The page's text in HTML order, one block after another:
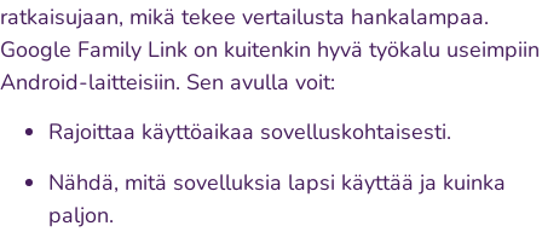
ratkaisujaan, mikä tekee vertailusta hankalampaa.
Google Family Link on kuitenkin hyvä työkalu useimpiin
Android-laitteisiin. Sen avulla voit:
Rajoittaa käyttöaikaa sovelluskohtaisesti.
Nähdä, mitä sovelluksia lapsi käyttää ja kuinka
paljon.